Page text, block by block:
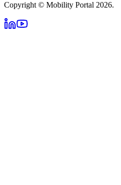
Copyright © Mobility Portal 2026.